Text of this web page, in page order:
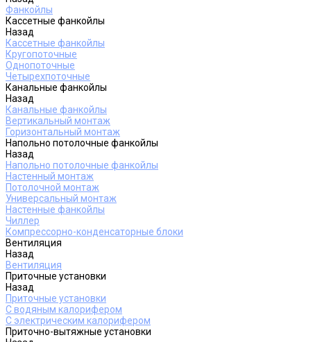
Фанкойлы
Кассетные фанкойлы
Назад
Кассетные фанкойлы
Кругопоточные
Однопоточные
Четырехпоточные
Канальные фанкойлы
Назад
Канальные фанкойлы
Вертикальный монтаж
Горизонтальный монтаж
Напольно потолочные фанкойлы
Назад
Напольно потолочные фанкойлы
Настенный монтаж
Потолочной монтаж
Универсальный монтаж
Настенные фанкойлы
Чиллер
Компрессорно-конденсаторные блоки
Вентиляция
Назад
Вентиляция
Приточные установки
Назад
Приточные установки
С водяным калорифером
С электрическим калорифером
Приточно-вытяжные установки